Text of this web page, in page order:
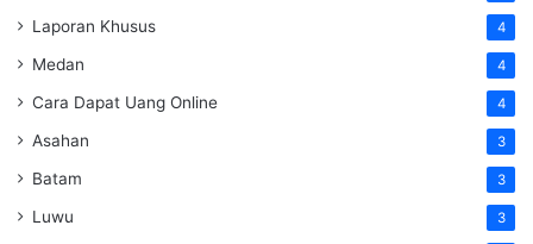
Laporan Khusus 4
Medan 4
Cara Dapat Uang Online 4
Asahan 3
Batam 3
Luwu 3